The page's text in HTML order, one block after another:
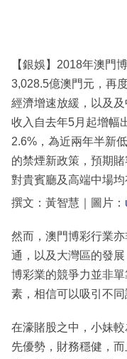
區
【銀娛】2018年澳門
3,028.5億澳門元，再
經濟增速放緩，以及
收入自去年5月起增幅
2.6%，為近兩年半新
的禁煙新政策，預期
對貴賓廳及高端中場均
撰文：黃智慧｜圖片：
然而，澳門博彩行業
通，以及大灣區的發
博彩業的競爭力並非
素，相信可以吸引不同
在濠賭股之中，小妹
先優勢，財務穩健，